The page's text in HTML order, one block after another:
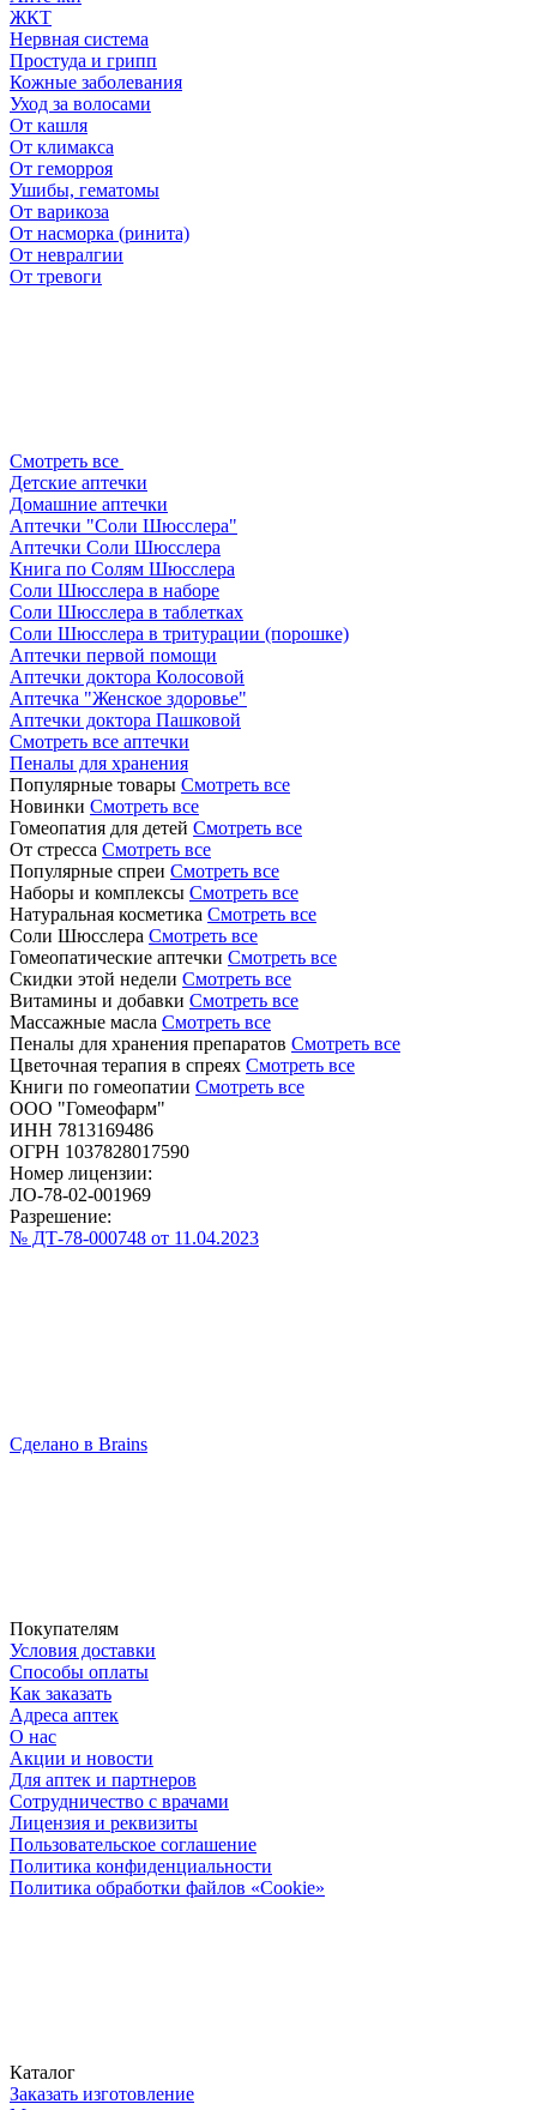
ЖКТ
Нервная система
Простуда и грипп
Кожные заболевания
Уход за волосами
От кашля
От климакса
От геморроя
Ушибы, гематомы
От варикоза
От насморка (ринита)
От невралгии
От тревоги
Смотреть все
Детские аптечки
Домашние аптечки
Аптечки "Соли Шюсслера"
Аптечки Соли Шюсслера
Книга по Солям Шюсслера
Соли Шюсслера в наборе
Соли Шюсслера в таблетках
Соли Шюсслера в тритурации (порошке)
Аптечки первой помощи
Аптечки доктора Колосовой
Аптечка "Женское здоровье"
Аптечки доктора Пашковой
Смотреть все аптечки
Пеналы для хранения
Популярные товары Смотреть все
Новинки Смотреть все
Гомеопатия для детей Смотреть все
От стресса Смотреть все
Популярные спреи Смотреть все
Наборы и комплексы Смотреть все
Натуральная косметика Смотреть все
Соли Шюсслера Смотреть все
Гомеопатические аптечки Смотреть все
Скидки этой недели Смотреть все
Витамины и добавки Смотреть все
Массажные масла Смотреть все
Пеналы для хранения препаратов Смотреть все
Цветочная терапия в спреях Смотреть все
Книги по гомеопатии Смотреть все
ООО "Гомеофарм"
ИНН 7813169486
ОГРН 1037828017590
Номер лицензии:
ЛО-78-02-001969
Разрешение:
№ ДТ-78-000748 от 11.04.2023
Сделано в Brains
Покупателям
Условия доставки
Способы оплаты
Как заказать
Адреса аптек
О нас
Акции и новости
Для аптек и партнеров
Сотрудничество с врачами
Лицензия и реквизиты
Пользовательское соглашение
Политика конфиденциальности
Политика обработки файлов «Cookie»
Каталог
Заказать изготовление